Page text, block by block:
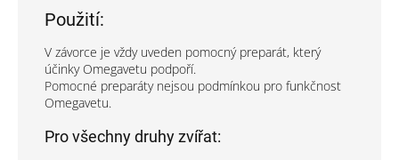
Použití:
V závorce je vždy uveden pomocný preparát, který
účinky Omegavetu podpoří.
Pomocné preparáty nejsou podmínkou pro funkčnost
Omegavetu.
Pro všechny druhy zvířat: